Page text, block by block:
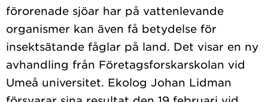
förorenade sjöar har på vattenlevande
organismer kan även få betydelse för
insektsätande fåglar på land. Det visar en ny
avhandling från Företagsforskarskolan vid
Umeå universitet. Ekolog Johan Lidman